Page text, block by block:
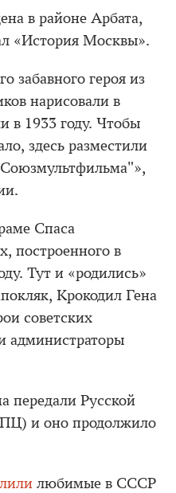
в районе Арбата,
«История Москвы».
забавного героя из
нарисовали в
в 1933 году. Чтобы
здесь разместили
Спаса
построенного в
Тут и «родились»
Крокодил Гена
советских
администраторы
передали Русской
и оно продолжило
любимые в СССР